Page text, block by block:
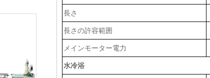
長さ
長さの許容範囲
メインモーター電力
水冷浴